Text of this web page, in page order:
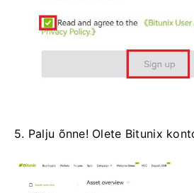
5. Palju õnne! Olete Bitunix